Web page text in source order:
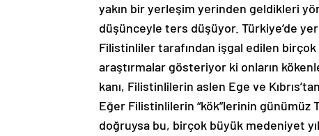
yakın bir yerleşim yerinden geldikleri
düşünceyle ters düşüyor. Türkiye’de
Filistinliler tarafından işgal edilen
araştırmalar gösteriyor ki onların
kanı, Filistinlilerin aslen Ege ve
Eğer Filistinlilerin “kök”lerinin
doğruysa bu, birçok büyük medeniyet